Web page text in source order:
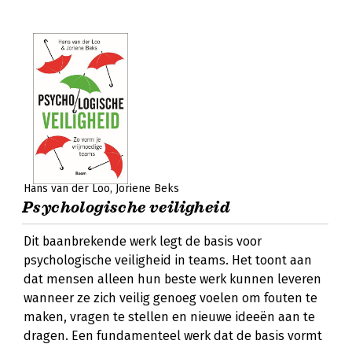
Hans van der Loo Joriene Beks
Psychologische veiligheid
Dit baanbrekende werk legt de basis voor
psychologische veiligheid in teams. Het toont aan
dat mensen alleen hun beste werk kunnen leveren
wanneer ze zich veilig genoeg voelen om fouten te
maken, vragen te stellen en nieuwe ideeën aan te
dragen. Een fundamenteel werk dat de basis vormt